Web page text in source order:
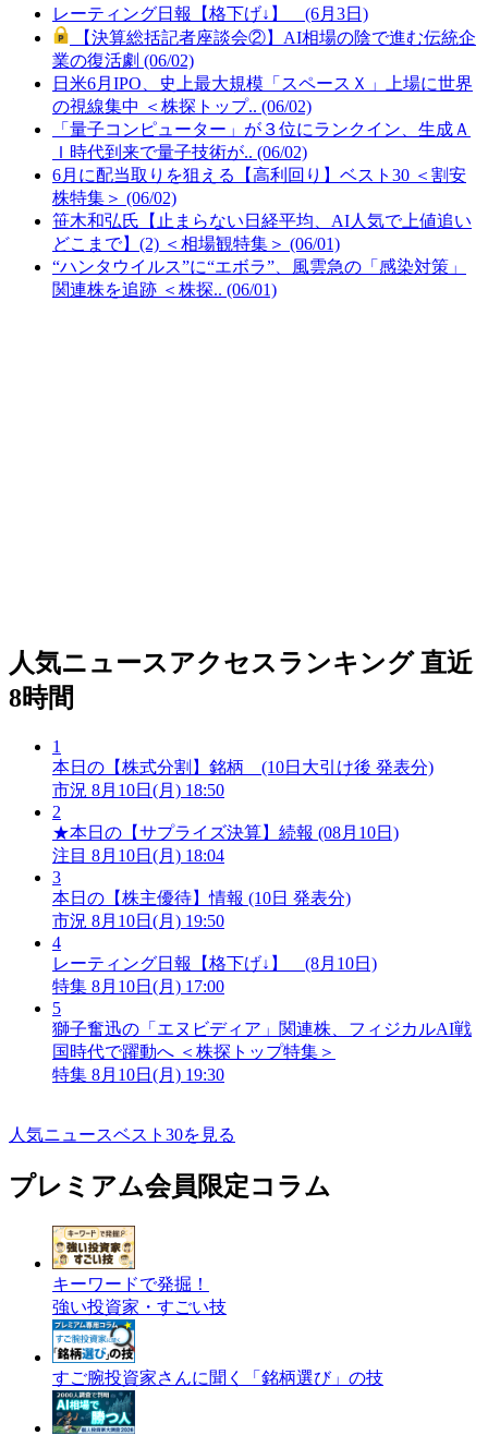
レーティング日報【格下げ↓】 (6月3日)
【決算総括記者座談会②】AI相場の陰で進む伝統企
業の復活劇 (06/02)
日米6月IPO、史上最大規模「スペースＸ」上場に世界
の視線集中 ＜株探トップ.. (06/02)
「量子コンピューター」が３位にランクイン、生成Ａ
Ｉ時代到来で量子技術が.. (06/02)
6月に配当取りを狙える【高利回り】ベスト30 ＜割安
株特集＞ (06/02)
笹木和弘氏【止まらない日経平均、AI人気で上値追い
どこまで】(2) ＜相場観特集＞ (06/01)
“ハンタウイルス”に“エボラ”、風雲急の「感染対策」
関連株を追跡 ＜株探.. (06/01)
人気ニュースアクセスランキング 直近
8時間
1
本日の【株式分割】銘柄 (10日大引け後 発表分)
市況 8月10日(月) 18:50
2
★本日の【サプライズ決算】続報 (08月10日)
注目 8月10日(月) 18:04
3
本日の【株主優待】情報 (10日 発表分)
市況 8月10日(月) 19:50
4
レーティング日報【格下げ↓】 (8月10日)
特集 8月10日(月) 17:00
5
獅子奮迅の「エヌビディア」関連株、フィジカルAI戦
国時代で躍動へ ＜株探トップ特集＞
特集 8月10日(月) 19:30
人気ニュースベスト30を見る
プレミアム会員限定コラム
キーワードで発掘！
強い投資家・すごい技
すご腕投資家さんに聞く「銘柄選び」の技